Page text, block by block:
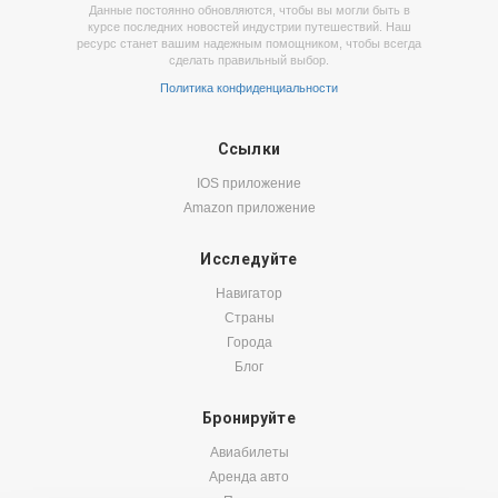
Данные постоянно обновляются, чтобы вы могли быть в
курсе последних новостей индустрии путешествий. Наш
ресурс станет вашим надежным помощником, чтобы всегда
сделать правильный выбор.
Политика конфиденциальности
Ссылки
IOS приложение
Amazon приложение
Исследуйте
Навигатор
Страны
Города
Блог
Бронируйте
Авиабилеты
Аренда авто